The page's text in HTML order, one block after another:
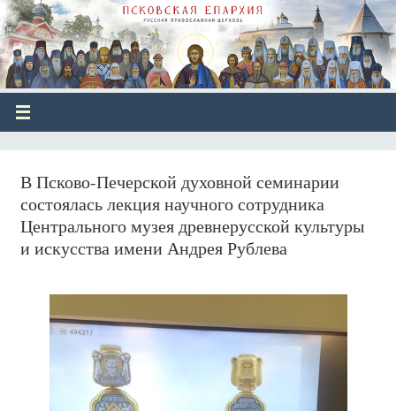
В Псково-Печерской духовной семинарии
состоялась лекция научного сотрудника
Центрального музея древнерусской культуры
и искусства имени Андрея Рублева